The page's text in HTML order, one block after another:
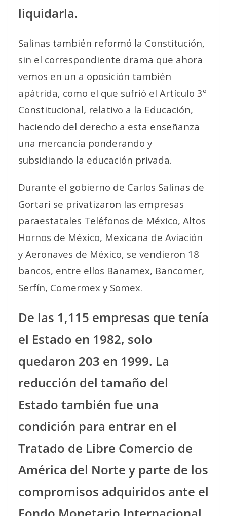
liquidarla.
Salinas también reformó la Constitución,
sin el correspondiente drama que ahora
vemos en un a oposición también
apátrida, como el que sufrió el Artículo 3º
Constitucional, relativo a la Educación,
haciendo del derecho a esta enseñanza
una mercancía ponderando y
subsidiando la educación privada.
Durante el gobierno de Carlos Salinas de
Gortari se privatizaron las empresas
paraestatales Teléfonos de México, Altos
Hornos de México, Mexicana de Aviación
y Aeronaves de México, se vendieron 18
bancos, entre ellos Banamex, Bancomer,
Serfín, Comermex y Somex.
De las 1,115 empresas que tenía
el Estado en 1982, solo
quedaron 203 en 1999. La
reducción del tamaño del
Estado también fue una
condición para entrar en el
Tratado de Libre Comercio de
América del Norte y parte de los
compromisos adquiridos ante el